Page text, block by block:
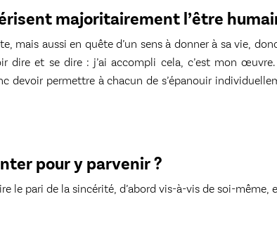
majoritairement l’être
mais aussi en quête d’un sens à donner à sa vie,
dire et se dire : j’ai accompli cela, c’est mon
devoir permettre à chacun de s’épanouir
pour y parvenir ?
le pari de la sincérité, d’abord vis-à-vis de soi-même,